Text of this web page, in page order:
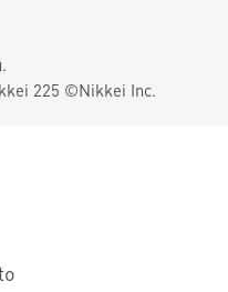
225 ©Nikkei Inc.